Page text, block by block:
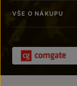
VŠE O NÁKUPU